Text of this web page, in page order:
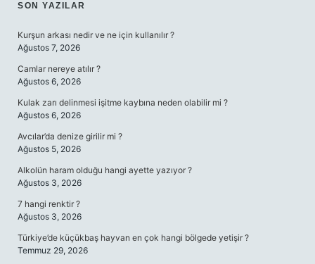
SIDEBAR
SON YAZILAR
Kurşun arkası nedir ve ne için kullanılır ?
Ağustos 7, 2026
Camlar nereye atılır ?
Ağustos 6, 2026
Kulak zarı delinmesi işitme kaybına neden olabilir mi ?
Ağustos 6, 2026
Avcılar’da denize girilir mi ?
Ağustos 5, 2026
Alkolün haram olduğu hangi ayette yazıyor ?
Ağustos 3, 2026
7 hangi renktir ?
Ağustos 3, 2026
Türkiye’de küçükbaş hayvan en çok hangi bölgede yetişir ?
Temmuz 29, 2026